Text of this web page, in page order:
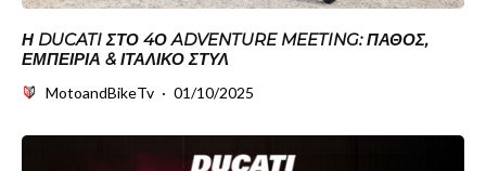
Η DUCATI ΣΤΟ 4Ο ADVENTURE MEETING: ΠΆΘΟΣ,
ΕΜΠΕΙΡΊΑ & ΙΤΑΛΙΚΌ ΣΤΥΛ
MotoandBikeTv · 01/10/2025